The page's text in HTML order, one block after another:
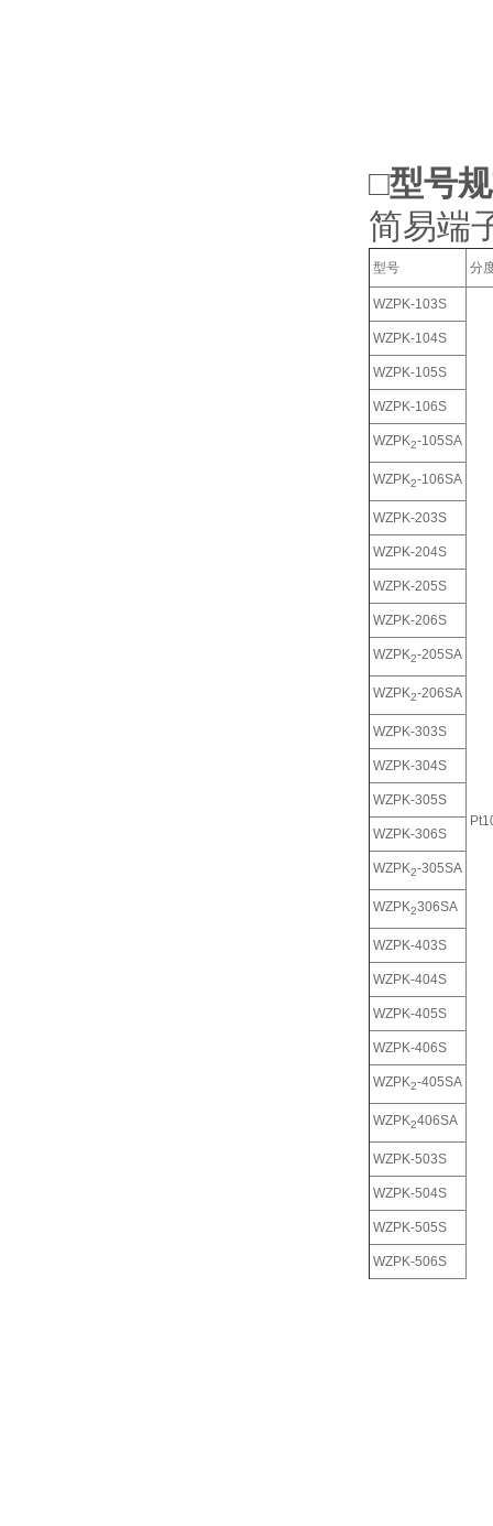
□型号
简易端
型号 分
WZPK-103S
WZPK-104S
WZPK-105S
WZPK-106S
WZPK2-105SA
WZPK2-106SA
WZPK-203S
WZPK-204S
WZPK-205S
WZPK-206S
WZPK2-205SA
WZPK2-206SA
WZPK-303S
WZPK-304S
WZPK-305S
WZPK-306S
WZPK2-305SA
WZPK2306SA
WZPK-403S
WZPK-404S
WZPK-405S
WZPK-406S
WZPK2-405SA
WZPK2406SA
WZPK-503S
WZPK-504S
WZPK-505S
WZPK-506S